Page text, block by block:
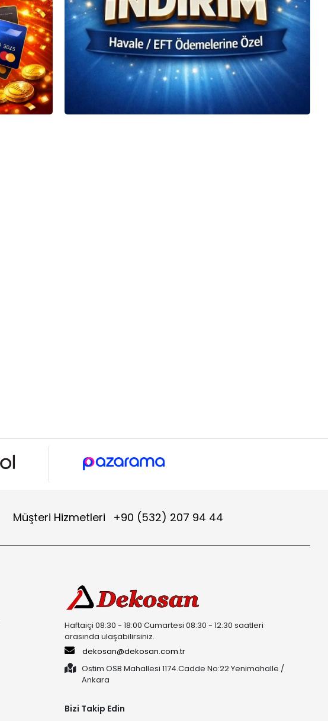
Müşteri Hizmetleri +90 (532) 207 94 44
Haftaiçi 08:30 - 18:00 Cumartesi 08:30 - 12:30 saatleri
arasında ulaşabilirsiniz.
dekosan@dekosan.com.tr
Ostim OSB Mahallesi 1174.Cadde No:22 Yenimahalle /
Ankara
Bizi Takip Edin